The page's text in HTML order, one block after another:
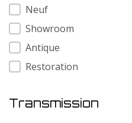
Neuf
Showroom
Antique
Restoration
Transmission